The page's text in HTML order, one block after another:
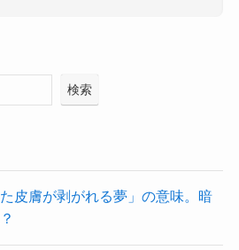
検索
皮膚が剥がれる夢」の意味。暗